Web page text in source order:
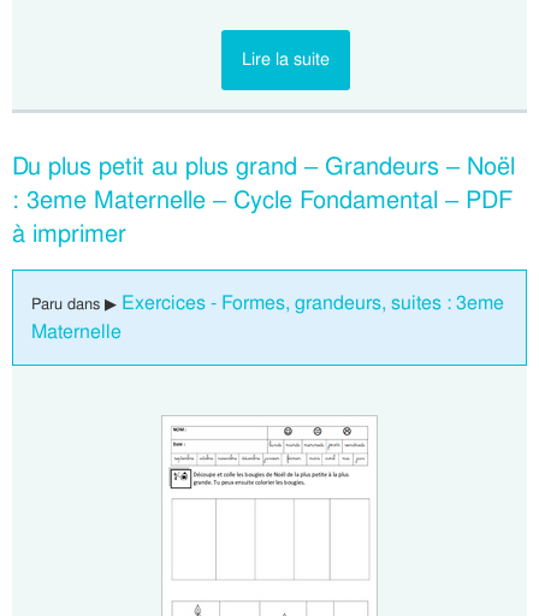
Lire la suite
Du plus petit au plus grand – Grandeurs – Noël
: 3eme Maternelle – Cycle Fondamental – PDF
à imprimer
Paru dans ▶ Exercices - Formes, grandeurs, suites : 3eme
Maternelle